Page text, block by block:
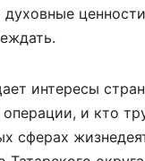
интересы
и кто
сферах